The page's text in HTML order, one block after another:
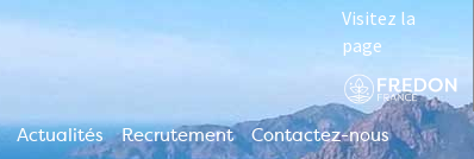
Visitez la
page
Actualités Recrutement Contactez-nous